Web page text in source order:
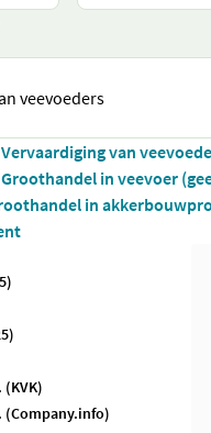
veevoeders
Vervaardiging van
Groothandel in veevoer
in
(KVK)
(Company.info)